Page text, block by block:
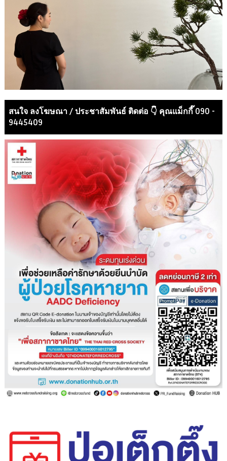
สนใจ ลงโฆษณา / ประชาสัมพันธ์ ติดต่อ 👇 คุณแม็กกี๊ 090 -
9445409